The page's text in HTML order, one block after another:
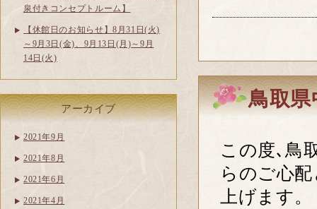
鳥取
この度､鳥
らのご心
上げます。
泉付きコンセプトルーム】
【休館日のお知らせ】8月31日(火)
～9月3日(金)、9月13日(月)～9月
14日(火)
アーカイブ
2021年9月
2021年8月
2021年6月
2021年4月